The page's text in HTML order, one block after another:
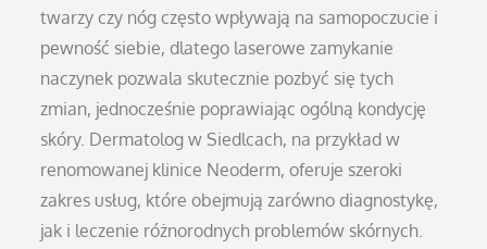
twarzy czy nóg często wpływają na samopoczucie i
pewność siebie, dlatego laserowe zamykanie
naczynek pozwala skutecznie pozbyć się tych
zmian, jednocześnie poprawiając ogólną kondycję
skóry. Dermatolog w Siedlcach, na przykład w
renomowanej klinice Neoderm, oferuje szeroki
zakres usług, które obejmują zarówno diagnostykę,
jak i leczenie różnorodnych problemów skórnych.